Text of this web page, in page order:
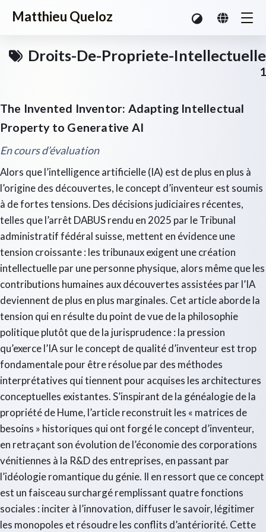
Matthieu Queloz
Droits-De-Propriete-Intellectuelle
1
The Invented Inventor: Adapting Intellectual
Property to Generative AI
En cours d’évaluation
Alors que l’intelligence artificielle (IA) est de plus en plus à
l’origine des découvertes, le concept d’inventeur est soumis
à de fortes tensions. Des décisions judiciaires récentes,
telles que l’arrêt DABUS rendu en 2025 par le Tribunal
administratif fédéral suisse, mettent en évidence une
tension croissante : les tribunaux exigent une création
intellectuelle par une personne physique, alors même que les
contributions humaines aux découvertes assistées par l’IA
deviennent de plus en plus marginales. Cet article aborde la
tension qui en résulte du point de vue de la philosophie
politique plutôt que de la jurisprudence : la pression
qu’exerce l’IA sur le concept de qualité d’inventeur est trop
fondamentale pour être résolue par des méthodes
interprétatives qui tiennent pour acquises les architectures
conceptuelles existantes. S’inspirant de la généalogie de la
propriété de Hume, l’article reconstruit les « matrices de
besoins » historiques qui ont forgé le concept d’inventeur,
en retraçant son évolution de l’économie des corporations
vénitiennes à la R&D des entreprises, en passant par
l’idéologie romantique du génie. Il en ressort que ce concept
est un faisceau surchargé remplissant quatre fonctions
sociales : inciter à l’innovation, diffuser le savoir, légitimer
les monopoles et résoudre les conflits d’antériorité. Cette